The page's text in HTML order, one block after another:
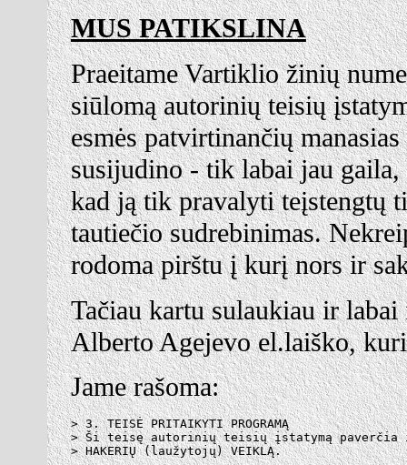
MUS PATIKSLINA
Praeitame Vartiklio žinių
siūlomą autorinių teisių
esmės patvirtinančių
susijudino - tik labai jau
kad ją tik pravalyti teįstengtų
tautiečio sudrebinimas.
rodoma pirštu į kurį nors ir
Tačiau kartu sulaukiau ir
Alberto Agejevo el.laiško,
Jame rašoma:
> 3. TEISĖ PRITAIKYTI PROGRAMĄ
> Ši teisę autorinių teisių įstatymą paverčia
> HAKERIŲ (laužytojų) VEIKLĄ.